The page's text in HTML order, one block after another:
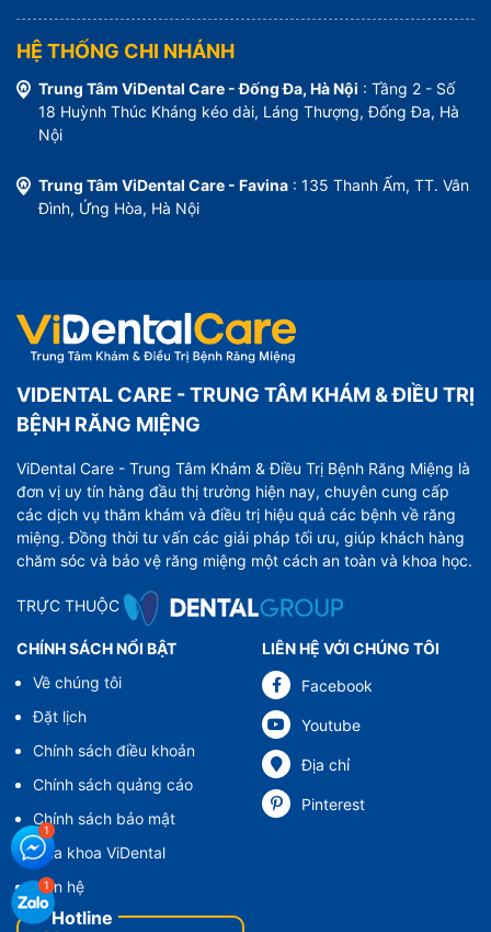
HỆ THỐNG CHI NHÁNH
Trung Tâm ViDental Care - Đống Đa, Hà Nội : Tầng 2 - Số
18 Huỳnh Thúc Kháng kéo dài, Láng Thượng, Đống Đa, Hà
Nội
Trung Tâm ViDental Care - Favina : 135 Thanh Ấm, TT. Vân
Đình, Ứng Hòa, Hà Nội
VIDENTAL CARE - TRUNG TÂM KHÁM & ĐIỀU TRỊ
BỆNH RĂNG MIỆNG
ViDental Care - Trung Tâm Khám & Điều Trị Bệnh Răng Miệng là
đơn vị uy tín hàng đầu thị trường hiện nay, chuyên cung cấp
các dịch vụ thăm khám và điều trị hiệu quả các bệnh về răng
miệng. Đồng thời tư vấn các giải pháp tối ưu, giúp khách hàng
chăm sóc và bảo vệ răng miệng một cách an toàn và khoa học.
TRỰC THUỘC
CHÍNH SÁCH NỔI BẬT
Về chúng tôi
Đặt lịch
Chính sách điều khoản
Chính sách quảng cáo
Chính sách bảo mật
Nha khoa ViDental
Liên hệ
LIÊN HỆ VỚI CHÚNG TÔI
Facebook
Youtube
Địa chỉ
Pinterest